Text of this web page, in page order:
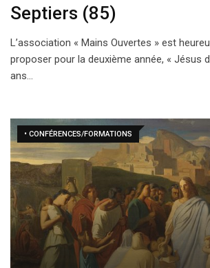
Septiers (85)
L’association « Mains Ouvertes » est
proposer pour la deuxième année, « Jésus
ans…
• CONFÉRENCES/FORMATIONS